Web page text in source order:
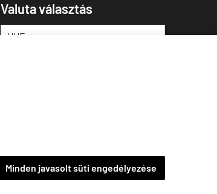
Minden javasolt süti engedélyezése
Valuta választás